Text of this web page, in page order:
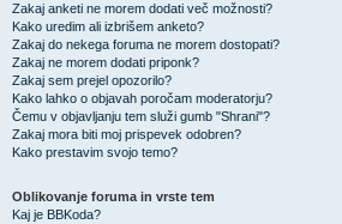
Zakaj anketi ne morem dodati več možnosti?
Kako uredim ali izbrišem anketo?
Zakaj do nekega foruma ne morem dostopati?
Zakaj ne morem dodati priponk?
Zakaj sem prejel opozorilo?
Kako lahko o objavah poročam moderatorju?
Čemu v objavljanju tem služi gumb "Shrani"?
Zakaj mora biti moj prispevek odobren?
Kako prestavim svojo temo?
Oblikovanje foruma in vrste tem
Kaj je BBKoda?